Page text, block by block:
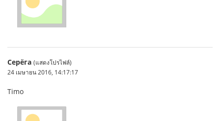
Серёга (แสดงโปรไฟล์)
24 เมษายน 2016, 14:17:17
Timo